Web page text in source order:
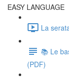
EASY LANGUAGE
La
📚 Le
(PDF)